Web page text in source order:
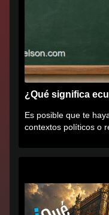
¿Qué significa
Es posible que te
contextos políticos o